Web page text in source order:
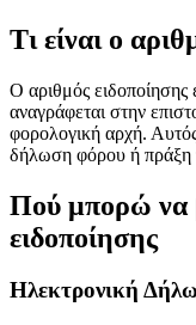
Τι είναι ο
Ο αριθμός ειδοποίησης
αναγράφεται στην
φορολογική αρχή.
δήλωση φόρου ή πράξη
Πού μπορώ να
ειδοποίησης
Ηλεκτρονική